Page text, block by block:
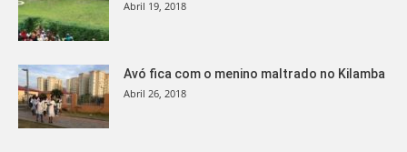
Abril 19, 2018
Avó fica com o menino maltrado no Kilamba
Abril 26, 2018